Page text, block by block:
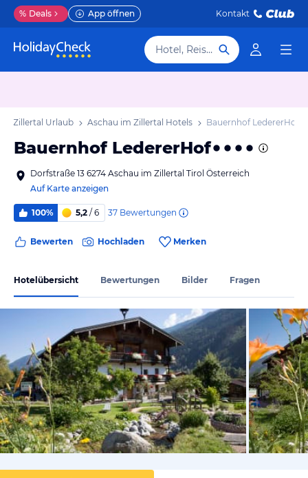
% Deals App öffnen Kontakt
Hotel, Reiseziel
Zillertal Urlaub Aschau im Zillertal Hotels Bauernhof LedererHof
Bauernhof LedererHof
Dorfstraße 13 6274 Aschau im Zillertal Tirol Österreich
Auf Karte anzeigen
100% 5,2 / 6 37 Bewertungen
Bewerten Hochladen Merken
Hotelübersicht Bewertungen Bilder Fragen
vom